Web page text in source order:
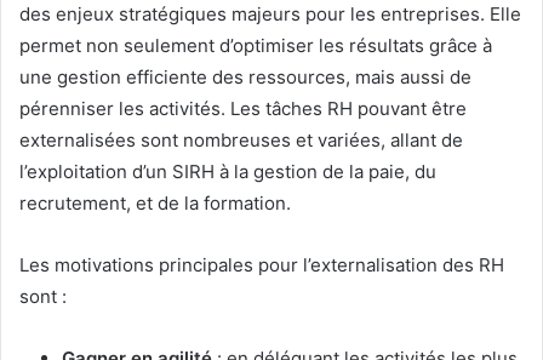
des enjeux stratégiques majeurs pour les entreprises. Elle
permet non seulement d’optimiser les résultats grâce à
une gestion efficiente des ressources, mais aussi de
pérenniser les activités. Les tâches RH pouvant être
externalisées sont nombreuses et variées, allant de
l’exploitation d’un SIRH à la gestion de la paie, du
recrutement, et de la formation.
Les motivations principales pour l’externalisation des RH
sont :